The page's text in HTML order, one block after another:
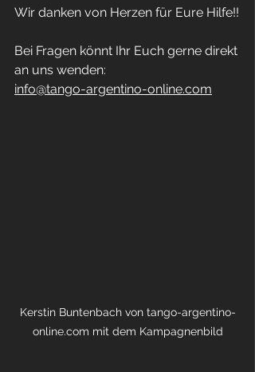
Wir danken von Herzen für Eure Hilfe!!
Bei Fragen könnt Ihr Euch gerne direkt
an uns wenden:
info@tango-argentino-online.com
Kerstin Buntenbach von tango-argentino-
online.com mit dem Kampagnenbild